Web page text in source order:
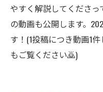
やすく解説してくださ
の動画も公開します。
す！(1投稿につき動画1
もご覧ください🙇)